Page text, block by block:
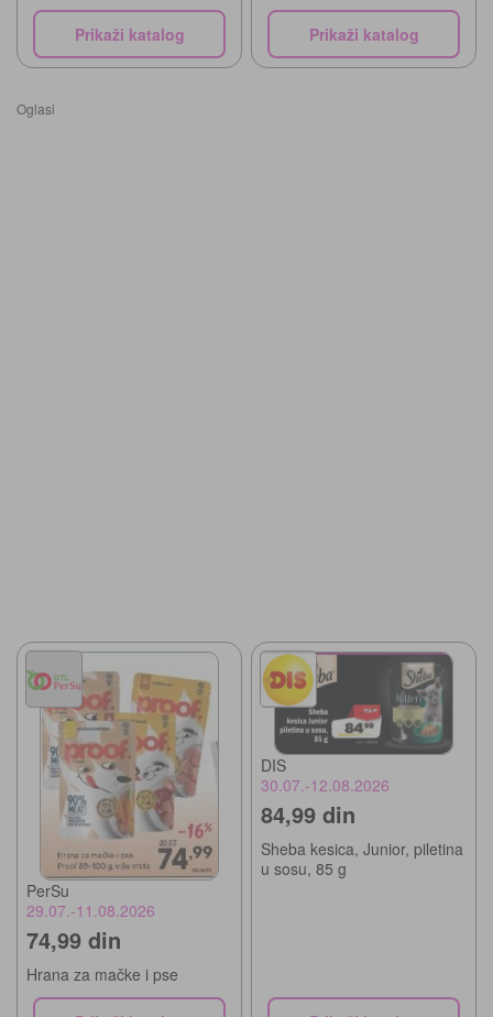
Prikaži katalog Prikaži katalog
Oglasi
PerSu
29.07.-11.08.2026
74,99 din
Hrana za mačke i pse
DIS
30.07.-12.08.2026
84,99 din
Sheba kesica, Junior, piletina
u sosu, 85 g